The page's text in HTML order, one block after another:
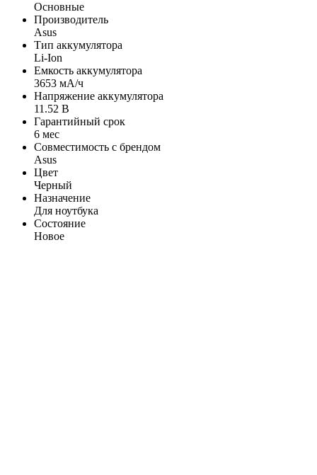
Основные
Производитель
Asus
Тип аккумулятора
Li-Ion
Емкость аккумулятора
3653 мА/ч
Напряжение аккумулятора
11.52 В
Гарантийный срок
6 мес
Совместимость с брендом
Asus
Цвет
Черный
Назначение
Для ноутбука
Состояние
Новое